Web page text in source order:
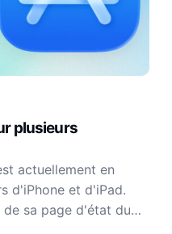
plusieurs
actuellement en
d'iPhone et d'iPad.
de sa page d'état du…